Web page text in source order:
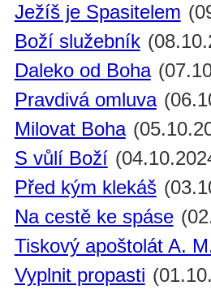
Ježíš je Spasitelem
Boží služebník
Daleko od Boha
Pravdivá omluva
Milovat Boha
S vůlí Boží
Před kým klekáš
Na cestě ke spáse
Tiskový apoštolát A.
Vyplnit propasti